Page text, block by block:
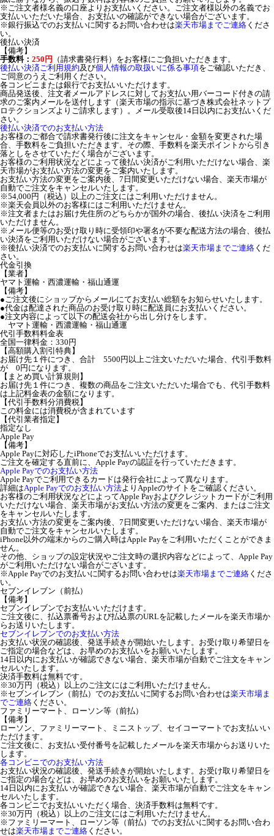
※ご注文者様名義の口座よりお支払いください。ご注文者様以外の名義でお
支払いいただいた場合、お支払いの確認ができない場合がございます。
※銀行振込でのお支払いに関するお問い合わせは楽天市場までご連絡 くださ
い。
後払い決済
【備考】
手数料： 250円 （請求書発行料）をお客様にご負担いただきます。
後払い決済ご利用規約及び個人情報の取扱いに係る事項をご確認いただき、
ご同意のうえご利用ください。
各コンビニまたは銀行でお支払いいただけます。
商品発送後、注文者メールアドレスに対してお支払い用バーコード付きの請
求のご案内メールを送付します（楽天市場の指示に基づき株式会社ネットプ
ロテクションズよりご請求します）。メール受取後14日以内にお支払いくだ
さい。
後払い決済でのお支払い方法
お客様のご都合で請求書発行後に注文をキャンセル・金額を変更された場
合、手数料をご負担いただきます。その際、手数料を楽天ポイントから引き
落としをさせていただく場合がございます。
お客様のご利用状況などによって後払い決済がご利用いただけない場合、楽
天市場がお支払い方法の変更をご案内いたします。
お支払い方法の変更をご案内後、7日間変更いただけない場合、楽天市場が
自動でご注文をキャンセルいたします。
※54,000円（税込）以上のご注文にはご利用いただけません。
※楽天会員以外のお客様にはご利用いただけません。
※注文者またはお届け先住所のどちらかが国外の場合、後払い決済をご利用
いただけません。
※メール便等のお受け取り時に受領印や署名が不要な配送方法の場合、後払
い決済をご利用いただけない場合がございます。
※後払い決済でのお支払いに関するお問い合わせは楽天市場までご連絡 くだ
さい。
代金引換
【業者】
ヤマト運輸・西濃運輸・福山通運
【備考】
●ご注文後にショップからメールにてお支払い総額をお知らせいたします。
●代金は配達された商品のお受け取り時に配送員にお支払いください。
●注文内容によって以下の配送会社から出し分けをします。
ヤマト運輸・西濃運輸・福山通運
代引手数料料金表
全国一律料金：330円
【高額購入割引特典】
お届け先１件につき、合計 5500円以上ご注文いただいた場合、代引手数料
が 0円になります。
【まとめ買い計算規則】
お届け先１件につき、複数の商品をご注文いただいた場合でも、代引手数料
は上記料金表の金額になります。
【代引手数料分消費税】
この料金には消費税が含まれています
【代引業者指定】
指定なし
Apple Pay
【備考】
Apple Payに対応したiPhoneでお支払いいただけます。
ご注文を確定する直前に、Apple Payの認証を行っていただきます。
Apple Payでのお支払い方法
Apple Payでご利用できるカードは発行会社によって異なります。
詳細はApple Payでのお支払い方法よりAppleのサイトをご確認ください。
お客様のご利用状況などによってApple Payおよびクレジットカードがご利用
いただけない場合、楽天市場がお支払い方法の変更をご案内、またはご注文
をキャンセルいたします。
お支払い方法の変更をご案内後、7日間変更いただけない場合、楽天市場が
自動でご注文をキャンセルいたします。
iPhone以外の端末からのご購入時はApple Payをご利用いただくことができま
せん。
その他、ショップの設定状況やご注文時の選択内容などによって、Apple Pay
がご利用いただけない場合がございます。
※Apple Payでのお支払いに関するお問い合わせは楽天市場までご連絡 くださ
い。
セブンイレブン（前払）
【備考】
セブンイレブンでお支払いいただけます。
ご注文後に、払込票番号および払込票のURLを記載したメールを楽天市場か
らお送りいたします。
セブンイレブンでのお支払い方法
お支払い状況の確認後、発送手続きが開始いたします。お受け取り希望日を
ご指定の場合などは、お早めのお支払いをお願いいたします。
14日以内にお支払いが確認できない場合、楽天市場が自動でご注文をキャン
セルいたします。
決済手数料は無料です。
※30万円（税込）以上のご注文にはご利用いただけません。
※セブンイレブン（前払）でのお支払いに関するお問い合わせは楽天市場ま
でご連絡 ください。
ファミリーマート、ローソン等（前払）
【備考】
ローソン、ファミリーマート、ミニストップ、セイコーマートでお支払いい
ただけます。
ご注文後に、お支払い受付番号を記載したメールを楽天市場からお送りいた
します。
各コンビニでのお支払い方法
お支払い状況の確認後、発送手続きが開始いたします。お受け取り希望日を
ご指定の場合などは、お早めのお支払いをお願いいたします。
14日以内にお支払いが確認できない場合、楽天市場が自動でご注文をキャン
セルいたします。
各コンビニでお支払いいただく場合、決済手数料は無料です。
※30万円（税込）以上のご注文にはご利用いただけません。
※ファミリーマート、ローソン等（前払）でのお支払いに関するお問い合わ
せは楽天市場までご連絡 ください。